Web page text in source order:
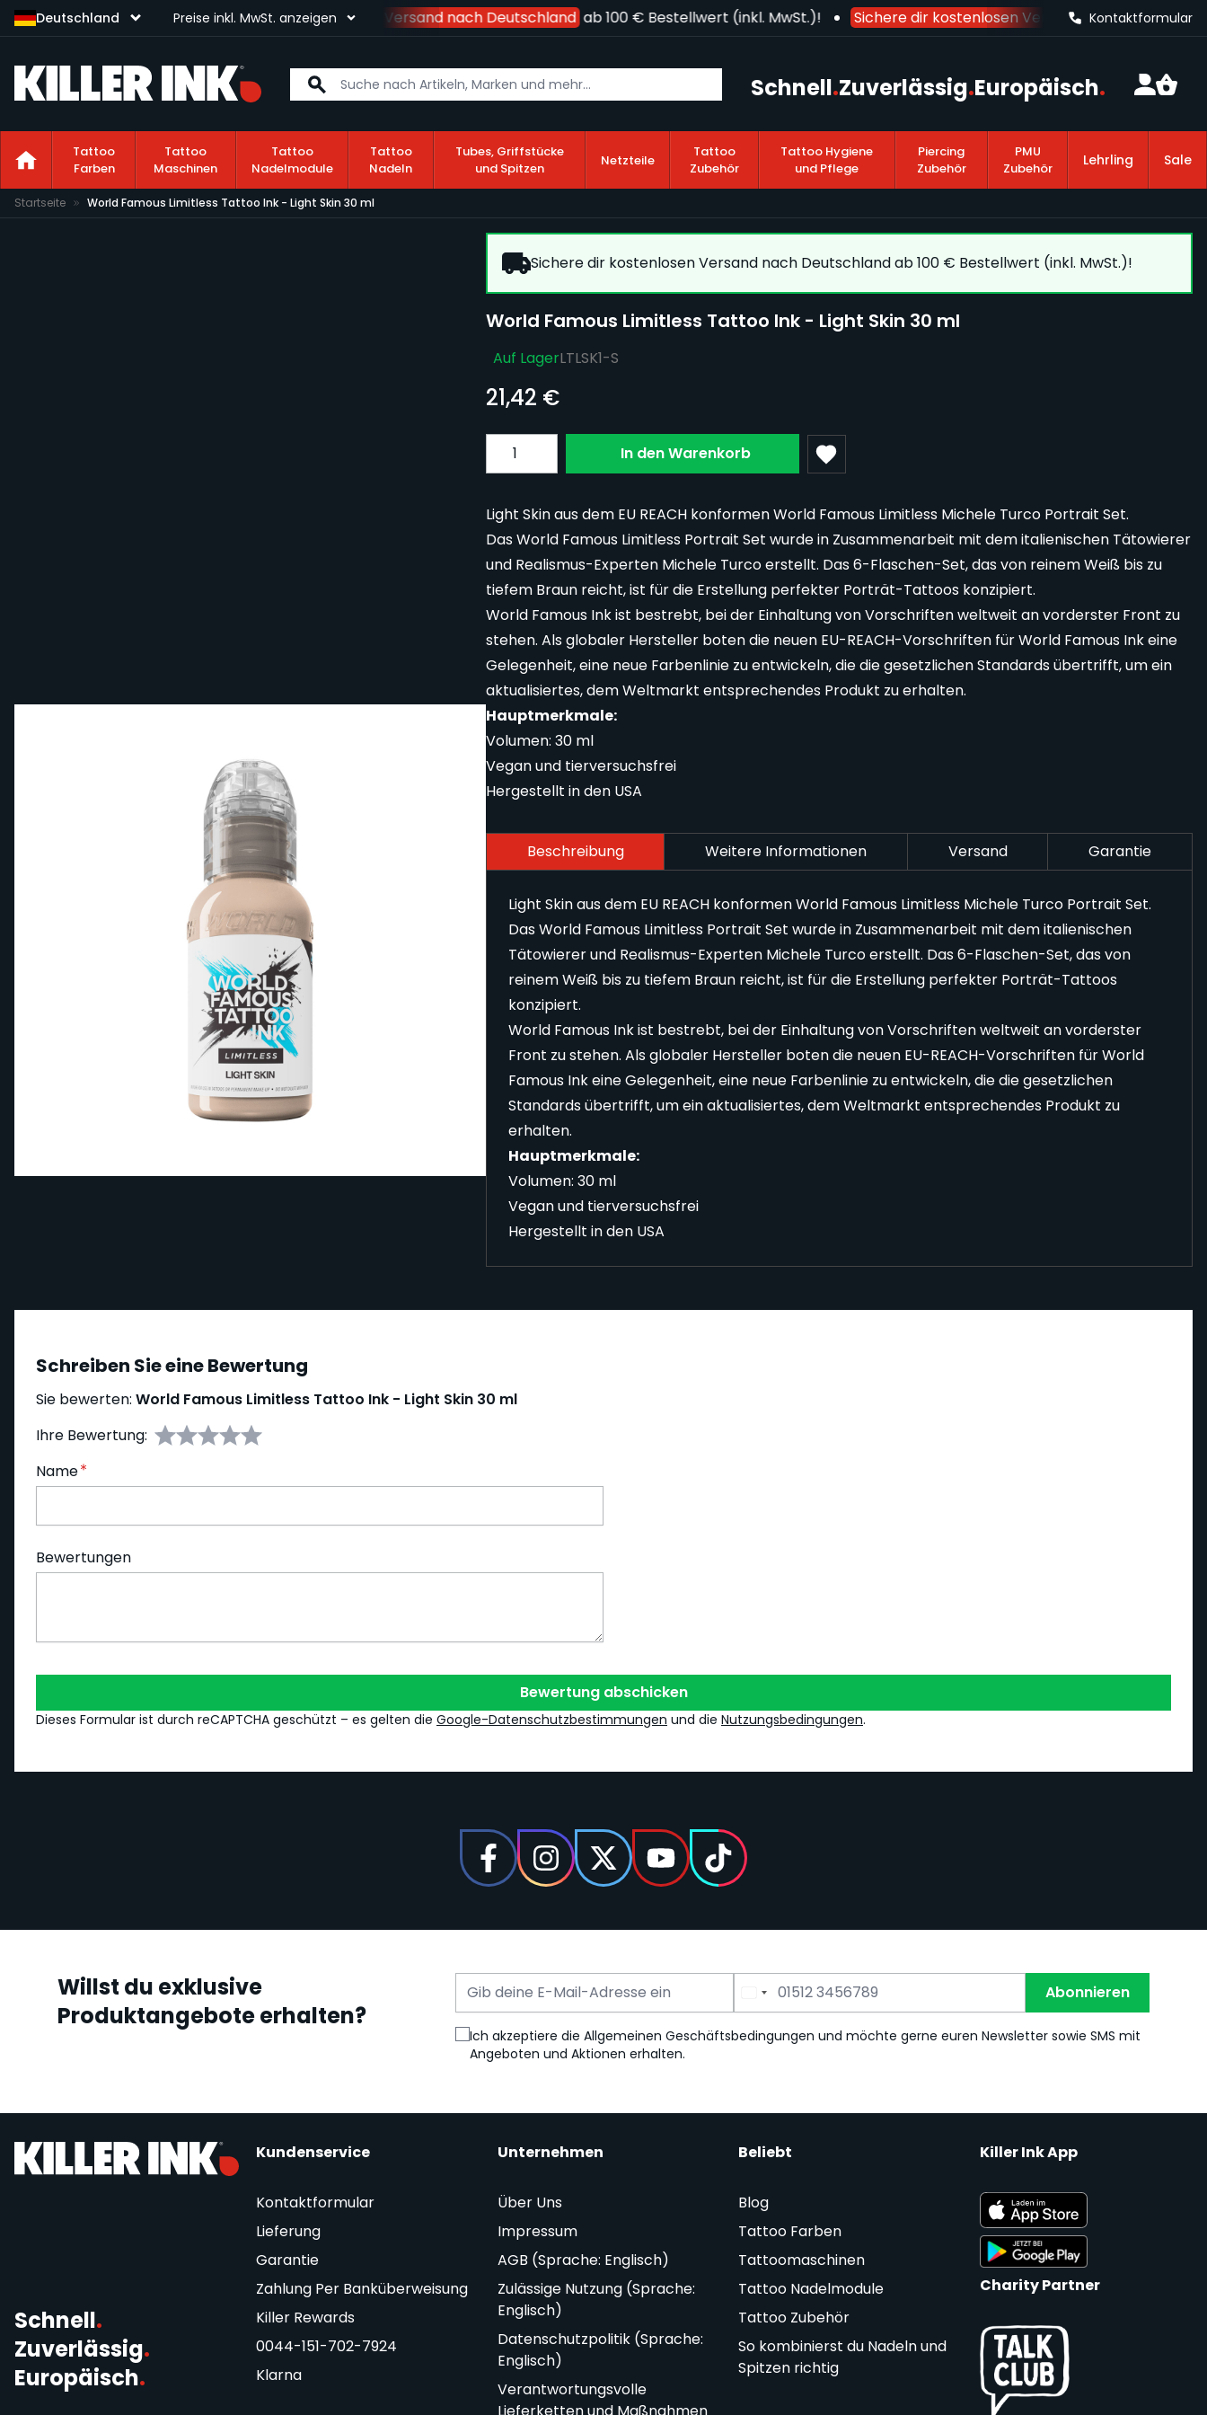
Deutschland Preise inkl. MwSt. anzeigen
Sichere dir kostenlosen Versand nach Deutschlandab 100 € Bestellwert (inkl. MwSt.)! Sichere dir kostenlosen Versand nach Deutschland
Kontaktformular
Schnell.Zuverlässig.Europäisch.
Tattoo
Farben
Tattoo
Maschinen
Tattoo
Nadelmodule
Tattoo
Nadeln
Tubes, Griffstücke
und Spitzen
Netzteile
Tattoo
Zubehör
Tattoo Hygiene
und Pflege
Piercing
Zubehör
PMU
Zubehör
Lehrling Sale
Zum Inhalt springen
Startseite World Famous Limitless Tattoo Ink - Light Skin 30 ml
Sichere dir kostenlosen Versand nach Deutschland ab 100 € Bestellwert (inkl. MwSt.)!
World Famous Limitless Tattoo Ink - Light Skin 30 ml
Auf LagerLTLSK1-S
21,42 €
Menge In den Warenkorb
Light Skin aus dem EU REACH konformen World Famous Limitless Michele Turco Portrait Set.
Das World Famous Limitless Portrait Set wurde in Zusammenarbeit mit dem italienischen Tätowierer
und Realismus-Experten Michele Turco erstellt. Das 6-Flaschen-Set, das von reinem Weiß bis zu
tiefem Braun reicht, ist für die Erstellung perfekter Porträt-Tattoos konzipiert.
World Famous Ink ist bestrebt, bei der Einhaltung von Vorschriften weltweit an vorderster Front zu
stehen. Als globaler Hersteller boten die neuen EU-REACH-Vorschriften für World Famous Ink eine
Gelegenheit, eine neue Farbenlinie zu entwickeln, die die gesetzlichen Standards übertrifft, um ein
aktualisiertes, dem Weltmarkt entsprechendes Produkt zu erhalten.
Hauptmerkmale:
Volumen: 30 ml
Vegan und tierversuchsfrei
Hergestellt in den USA
Beschreibung Weitere Informationen Versand Garantie
Light Skin aus dem EU REACH konformen World Famous Limitless Michele Turco Portrait Set.
Das World Famous Limitless Portrait Set wurde in Zusammenarbeit mit dem italienischen
Tätowierer und Realismus-Experten Michele Turco erstellt. Das 6-Flaschen-Set, das von
reinem Weiß bis zu tiefem Braun reicht, ist für die Erstellung perfekter Porträt-Tattoos
konzipiert.
World Famous Ink ist bestrebt, bei der Einhaltung von Vorschriften weltweit an vorderster
Front zu stehen. Als globaler Hersteller boten die neuen EU-REACH-Vorschriften für World
Famous Ink eine Gelegenheit, eine neue Farbenlinie zu entwickeln, die die gesetzlichen
Standards übertrifft, um ein aktualisiertes, dem Weltmarkt entsprechendes Produkt zu
erhalten.
Hauptmerkmale:
Volumen: 30 ml
Vegan und tierversuchsfrei
Hergestellt in den USA
Schreiben Sie eine Bewertung
Sie bewerten: World Famous Limitless Tattoo Ink - Light Skin 30 ml
Ihre Bewertung:
Name
Bewertungen
Bewertung abschicken
Dieses Formular ist durch reCAPTCHA geschützt – es gelten die Google-Datenschutzbestimmungen und die Nutzungsbedingungen.
Willst du exklusive
Produktangebote erhalten?
E-Mail Adresse
Telefonnummer Abonnieren
Ich akzeptiere die Allgemeinen Geschäftsbedingungen und möchte gerne euren Newsletter sowie SMS mit
Angeboten und Aktionen erhalten.
Schnell.
Zuverlässig.
Europäisch.
Kundenservice
Kontaktformular
Lieferung
Garantie
Zahlung Per Banküberweisung
Killer Rewards
0044-151-702-7924
Klarna
Unternehmen
Über Uns
Impressum
AGB (Sprache: Englisch)
Zulässige Nutzung (Sprache:
Englisch)
Datenschutzpolitik (Sprache:
Englisch)
Verantwortungsvolle
Beliebt
Blog
Tattoo Farben
Tattoomaschinen
Tattoo Nadelmodule
Tattoo Zubehör
So kombinierst du Nadeln und
Spitzen richtig
Killer Ink App
Charity Partner